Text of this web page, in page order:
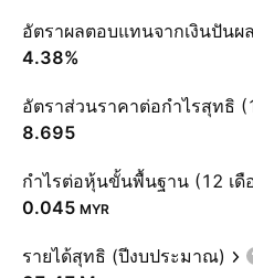
อัตราผลตอบแทนจากเงินปันผ
4.38%
อัตราส่วนราคาต่อกำไรสุทธิ
8.695
กำไรต่อหุ้นขั้นพื้นฐาน (12 เดื
0.045 MYR
รายได้สุทธิ (ปีงบประมาณ)